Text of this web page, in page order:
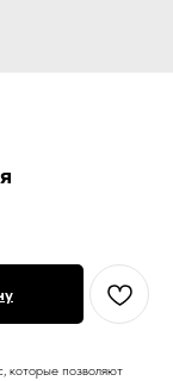
которые позволяют